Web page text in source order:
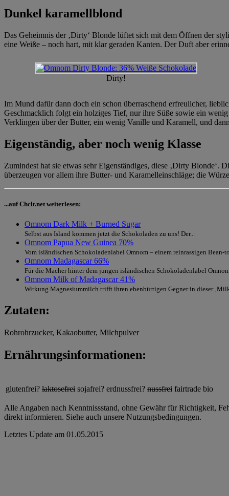
Dunkel karamellblond
Das Geheimnis der ‚Dirty‘ Blonde lüftet sich mit dem Öffnen der
eine Weiße – noch hart, mit klar geraden Kanten. Der Duft aber
Dirty!
Im Mund dafür dann doch ein schon überraschend erfreulicher,
Geschmacklich folgt ein holziges Tief, nur ihre Süße sowie ein
Verklingen über der Butter, ein wenig Vanille und Karamell, und
Eigenständig, aber noch wenig Klasse
Zumindest hat sie etwas sehr Eigenständiges, diese ‚Dirty Blonde‘.
überzeugen vor allem ihre Butter- und Karamelleinschläge; die
...auf Chclt.net weiterlesen:
Omnom Dark Milk + Burned Sugar
Selbst aus Island kommen jetzt die Schokoladen zu uns! Der...
Omnom Papua New Guinea 70%
Vom isländischen Schokoladenlabel Omnom – einem reinrassigen Bean-
Omnom Madagascar 66%
Für die Macher hinter dem jungen isländischen Schokoladenlabel Omnom
Omnom Milk of Madagascar 41%
Wirkung Magnesiummilch trifft ihren ebenbürtigen Gegner in dieser ‚Milk
Zutaten:
Rohrohrzucker, Kakaobutter, Milchpulver
Ernährungsinformationen:
glutenfrei? laktosefrei sojafrei? erdnussfrei? nussfrei fairtrade bio
Alle Angaben nach Kenntnissstand, ohne Gewähr für Richtigkeit,
direkt informieren. Siehe auch unsere Nutzungsbedingungen.
Letztes Update am 01.05.2015